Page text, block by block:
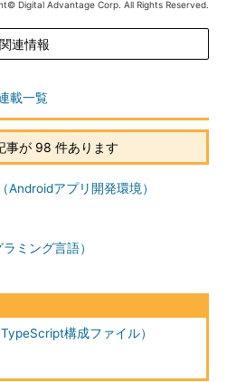
Digital Advantage Corp. All Rights Reserved.
関連情報
載一覧
事が 98 件あります
Androidアプリ開発環境）
ミング言語）
構成ファイル）